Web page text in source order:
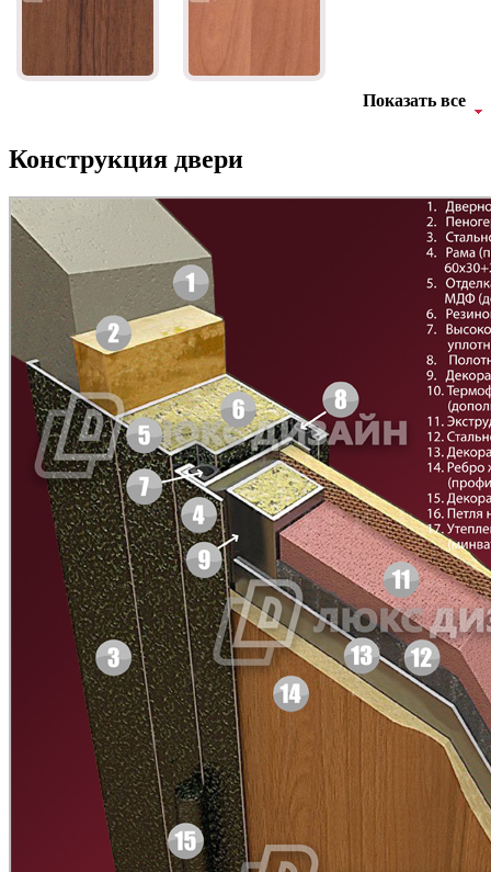
Д-11 СС Д-15 60
Д-33 Д-35 Н
C45
C47
C49 C50
Груша Дуб рустикал
Бук Бавария Вишня Оксфорд
Орех темный Махагон
Показать все
Конструкция двери